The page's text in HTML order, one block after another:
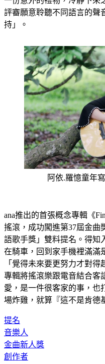
評審願意聆聽不同語言的聲
持」。
阿依.羅憶童年
ana推出的首張概念專輯《
搖滾，成功闖進第37屆金曲
語歌手獎」雙料提名。得知
在騎車，回到家手機裡滿滿
「覺得未來要更努力才對
專輯將搖滾樂跟電音結合客
愛，是一件很客家的事，也
場炸雞，就算『這不是肯德
提名
音樂人
金曲新人獎
創作者